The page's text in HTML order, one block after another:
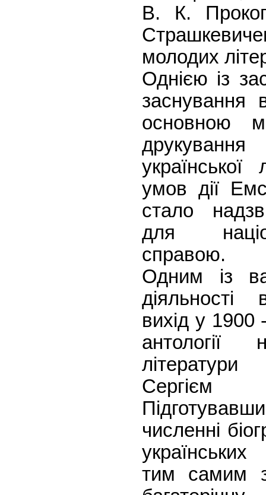
В. К.
молодих
Однією із
заснування
основною
друкування
умов дії
стало
для
справою.
Одним із
діяльності
вихід у 1900
антології
літератури
Сергієм
численні
тим самим